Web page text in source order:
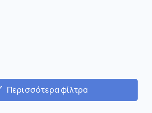
Περισσότερα φίλτρα